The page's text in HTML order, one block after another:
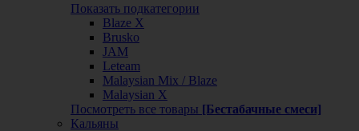
Показать подкатегории
Blaze X
Brusko
JAM
Leteam
Malaysian Mix / Blaze
Malaysian X
Посмотреть все товары [Бестабачные смеси]
Кальяны